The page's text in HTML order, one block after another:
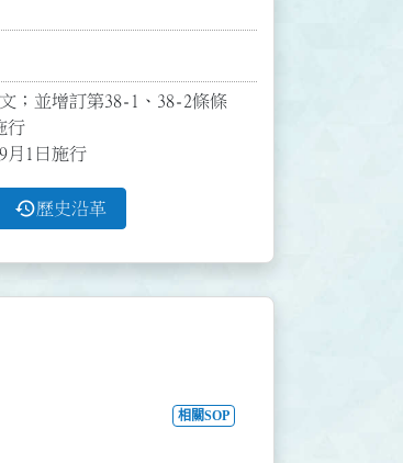
；並增訂第38-1、38-2條條
行
月1日施行
history歷史沿革
相關SOP